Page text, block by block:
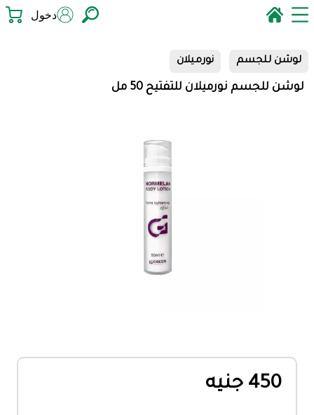
دخول
لوشن للجسم نورميلان
لوشن للجسم نورميلان للتفتيح 50 مل
450 جنيه